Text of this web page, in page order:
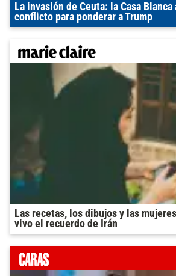
La invasión de Ceuta: la Casa Blanca
conflicto para ponderar a Trump
Las recetas, los dibujos y las
vivo el recuerdo de Irán